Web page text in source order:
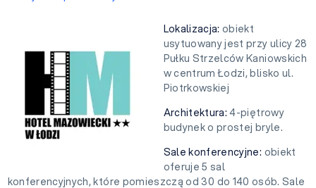
Lokalizacja: obiekt
usytuowany jest przy ulicy 28
Pułku Strzelców Kaniowskich
w centrum Łodzi, blisko ul.
Piotrkowskiej
Architektura:4-piętrowy
budynek o prostej bryle.
Sale konferencyjne: obiekt
oferuje 5 sal
konferencyjnych, które pomieszczą od 30 do 140 osób. Sale